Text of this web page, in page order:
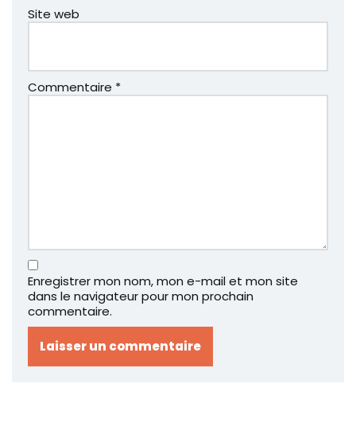
Site web
Commentaire *
Enregistrer mon nom, mon e-mail et mon site
dans le navigateur pour mon prochain
commentaire.